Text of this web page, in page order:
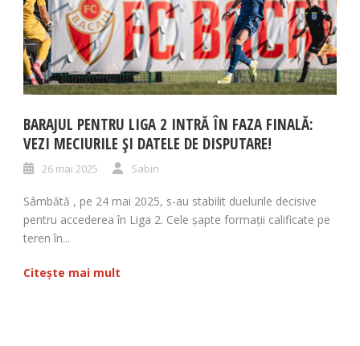
BARAJUL PENTRU LIGA 2 INTRĂ ÎN FAZA FINALĂ:
VEZI MECIURILE ȘI DATELE DE DISPUTARE!
26 mai 2025 Sabin
Sâmbătă , pe 24 mai 2025, s-au stabilit duelurile decisive
pentru accederea în Liga 2. Cele șapte formații calificate pe
teren în...
Citește mai mult